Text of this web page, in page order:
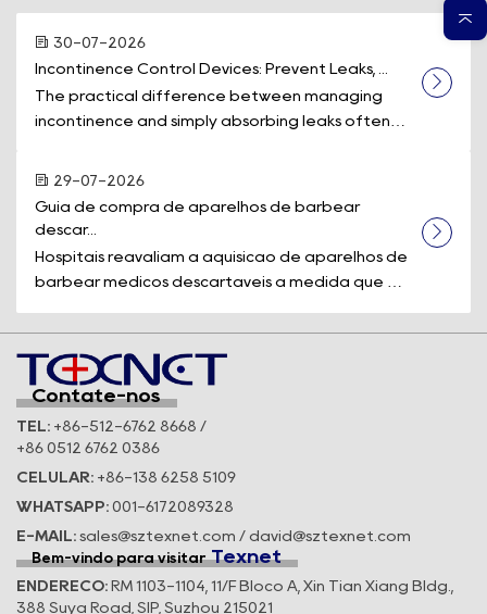
30-07-2026
Incontinence Control Devices: Prevent Leaks, ...
The practical difference between managing
incontinence and simply absorbing leaks often
29-07-2026
Guia de compra de aparelhos de barbear
descar...
Hospitais reavaliam a aquisição de aparelhos de
barbear médicos descartáveis à medida que os
Contate-nos
TEL: +86-512-6762 8668 /
+86 0512 6762 0386
CELULAR: +86-138 6258 5109
WHATSAPP: 001-6172089328
E-MAIL: sales@sztexnet.com / david@sztexnet.com
Bem-vindo para visitar Texnet
ENDEREÇO: RM 1103-1104, 11/F Bloco A, Xin Tian Xiang Bldg.,
388 Suya Road, SIP, Suzhou 215021